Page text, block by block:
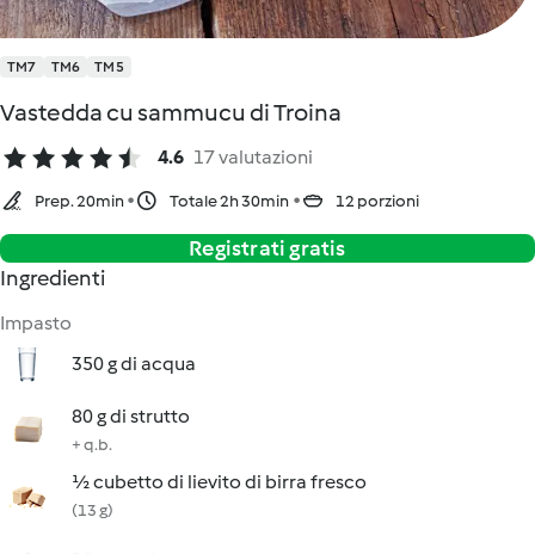
TM7 TM6 TM5
Vastedda cu sammucu di Troina
4.6 17 valutazioni
Prep. 20min Totale 2h 30min 12 porzioni
Registrati gratis
Ingredienti
Impasto
350 g di acqua
80 g di strutto
+ q.b.
½ cubetto di lievito di birra fresco
(13 g)